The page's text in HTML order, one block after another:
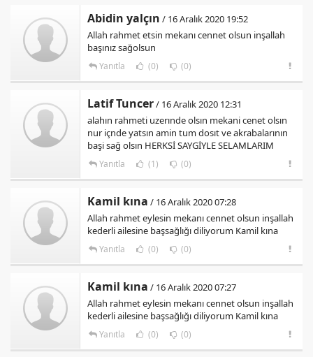
Abidin yalçın / 16 Aralık 2020 19:52
Allah rahmet etsin mekanı cennet olsun inşallah
başınız sağolsun
Yanıtla (0) (0)
Latif Tuncer/ 16 Aralık 2020 12:31
alahın rahmeti uzerınde olsın mekani cenet olsın
nur içnde yatsın amin tum dosıt ve akrabalarının
başi sağ olsın HERKSİ SAYGİYLE SELAMLARIM
Yanıtla (1) (0)
Kamil kına / 16 Aralık 2020 07:28
Allah rahmet eylesin mekanı cennet olsun inşallah
kederli ailesine başsağlığı diliyorum Kamil kına
Yanıtla (0) (0)
Kamil kına / 16 Aralık 2020 07:27
Allah rahmet eylesin mekanı cennet olsun inşallah
kederli ailesine başsağlığı diliyorum Kamil kına
Yanıtla (0) (0)